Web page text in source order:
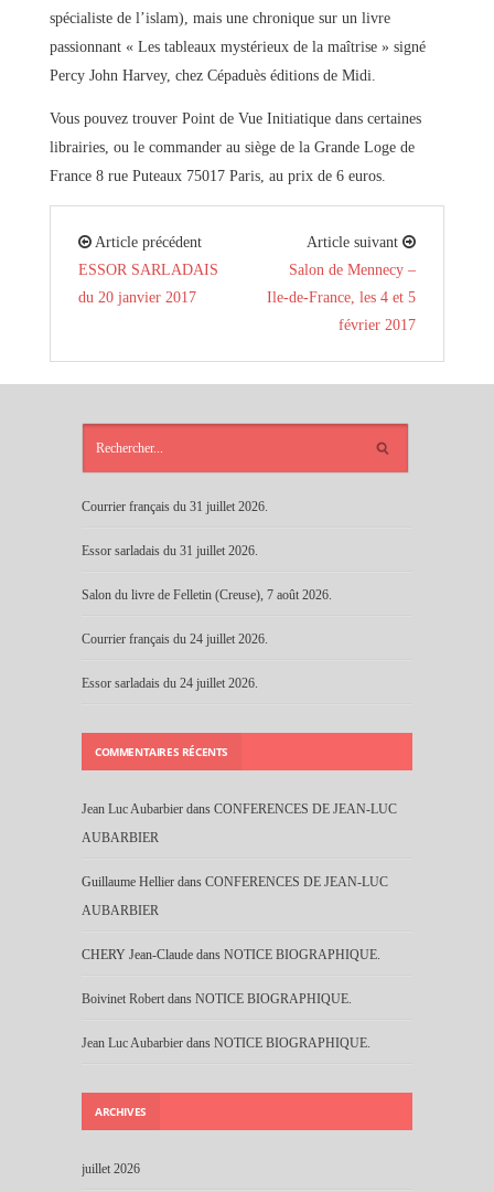
spécialiste de l’islam), mais une chronique sur un livre
passionnant « Les tableaux mystérieux de la maîtrise » signé
Percy John Harvey, chez Cépaduès éditions de Midi.
Vous pouvez trouver Point de Vue Initiatique dans certaines
librairies, ou le commander au siège de la Grande Loge de
France 8 rue Puteaux 75017 Paris, au prix de 6 euros.
Article précédent
ESSOR SARLADAIS
du 20 janvier 2017
Article suivant
Salon de Mennecy –
Ile-de-France, les 4 et 5
février 2017
Courrier français du 31 juillet 2026.
Essor sarladais du 31 juillet 2026.
Salon du livre de Felletin (Creuse), 7 août 2026.
Courrier français du 24 juillet 2026.
Essor sarladais du 24 juillet 2026.
COMMENTAIRES RÉCENTS
Jean Luc Aubarbier dans CONFERENCES DE JEAN-LUC
AUBARBIER
Guillaume Hellier dans CONFERENCES DE JEAN-LUC
AUBARBIER
CHERY Jean-Claude dans NOTICE BIOGRAPHIQUE.
Boivinet Robert dans NOTICE BIOGRAPHIQUE.
Jean Luc Aubarbier dans NOTICE BIOGRAPHIQUE.
ARCHIVES
juillet 2026